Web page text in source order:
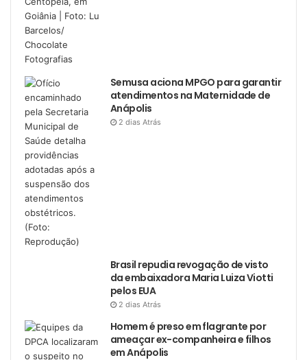
Semusa aciona MPGO para garantir
atendimentos na Maternidade de
Anápolis
2 dias Atrás
Brasil repudia revogação de visto
da embaixadora Maria Luiza Viotti
pelos EUA
2 dias Atrás
Homem é preso em flagrante por
ameaçar ex-companheira e filhos
em Anápolis